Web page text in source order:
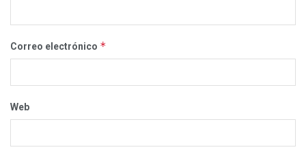
Correo electrónico *
Web